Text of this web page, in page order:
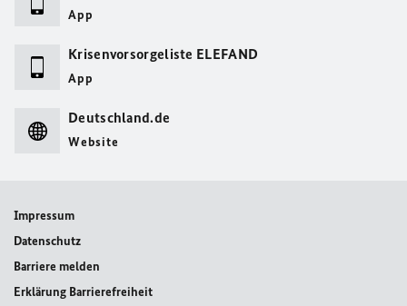
App
Krisenvorsorgeliste ELEFAND
App
Deutschland.de
Website
Impressum
Datenschutz
Barriere melden
Erklärung Barrierefreiheit